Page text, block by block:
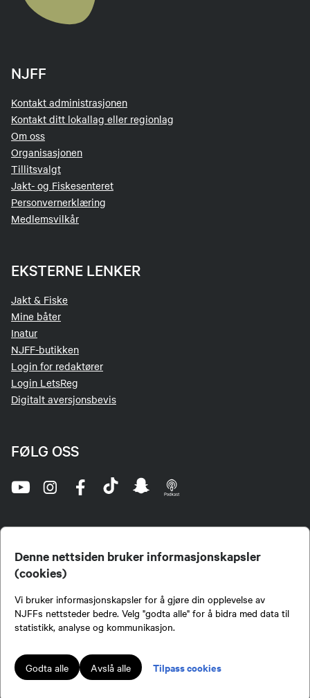
Denne nettsiden bruker informasjonskapsler
(cookies)
Vi bruker informasjonskapsler for å gjøre din opplevelse av
NJFFs nettsteder bedre. Velg "godta alle" for å bidra med data til
statistikk, analyse og kommunikasjon.
Godta alle Avslå alle Tilpass cookies
NJFF
Kontakt administrasjonen
Kontakt ditt lokallag eller regionlag
Om oss
Organisasjonen
Tillitsvalgt
Jakt- og Fiskesenteret
Personvernerklæring
Medlemsvilkår
EKSTERNE LENKER
Jakt & Fiske
Mine båter
Inatur
NJFF-butikken
Login for redaktører
Login LetsReg
Digitalt aversjonsbevis
FØLG OSS
jegere og sportsfiskere og et av de viktigste miljøene for formidling av kunnskap om jakt og
fiske i Norge. Vi er en partipolitisk nøytral organisasjon, men har et sterkt jakt-, fiske-, og
naturpolitisk engasjement i mange saker.
Lokalforeninger tilsluttet Norges Jeger- og Fiskerforbund har ansvar for innhold de
publiserer på njff.no.